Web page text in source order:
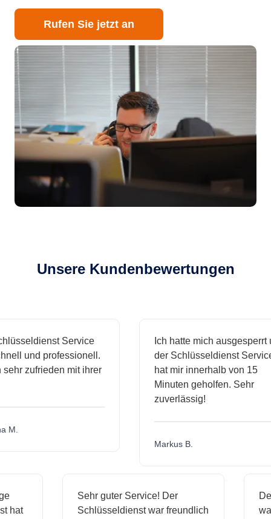
Rufen Sie jetzt an
Unsere Kundenbewertungen
Service
und professionell.
zufrieden mit ihrer
Ich hatte mich ausgesperrt und
der Schlüsseldienst Service
hat mir innerhalb von 15
Minuten geholfen. Sehr
zuverlässig!
Markus B.
hat
Sehr guter Service! Der
Schlüsseldienst war freundlich